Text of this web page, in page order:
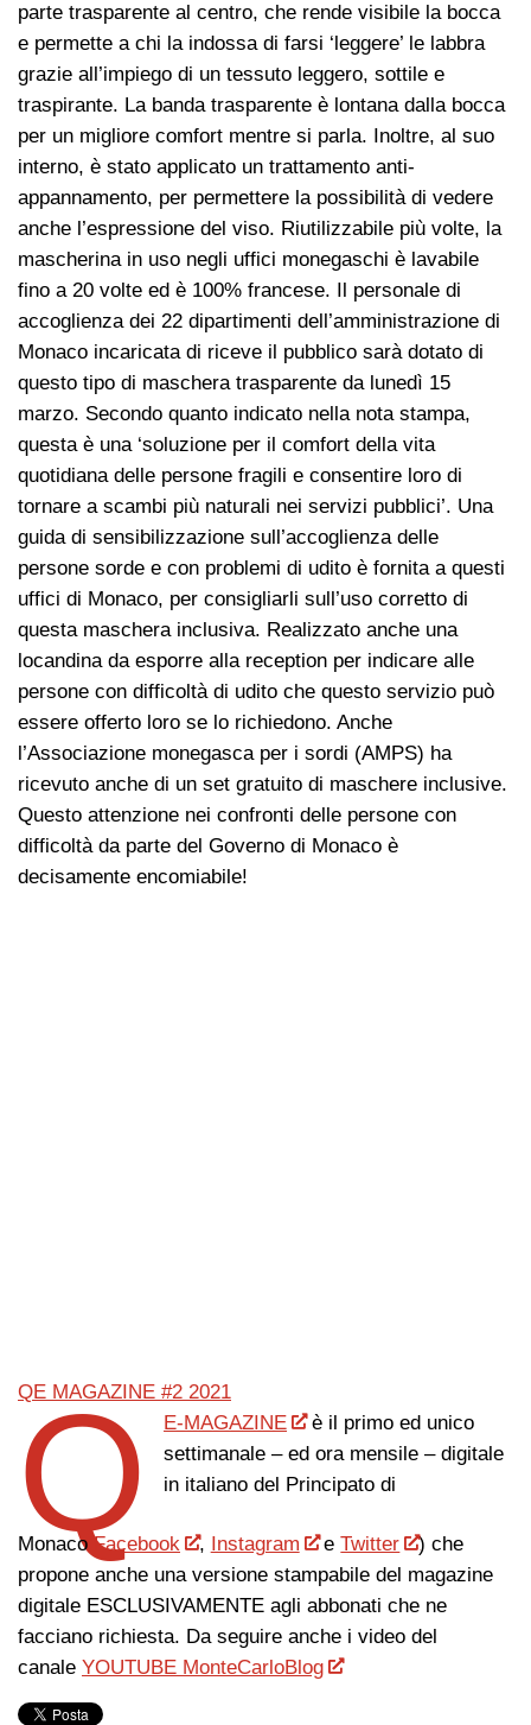
parte trasparente al centro, che rende visibile la bocca
e permette a chi la indossa di farsi ‘leggere’ le labbra
grazie all’impiego di un tessuto leggero, sottile e
traspirante. La banda trasparente è lontana dalla bocca
per un migliore comfort mentre si parla. Inoltre, al suo
interno, è stato applicato un trattamento anti-
appannamento, per permettere la possibilità di vedere
anche l’espressione del viso. Riutilizzabile più volte, la
mascherina in uso negli uffici monegaschi è lavabile
fino a 20 volte ed è 100% francese. Il personale di
accoglienza dei 22 dipartimenti dell’amministrazione di
Monaco incaricata di riceve il pubblico sarà dotato di
questo tipo di maschera trasparente da lunedì 15
marzo. Secondo quanto indicato nella nota stampa,
questa è una ‘soluzione per il comfort della vita
quotidiana delle persone fragili e consentire loro di
tornare a scambi più naturali nei servizi pubblici’. Una
guida di sensibilizzazione sull’accoglienza delle
persone sorde e con problemi di udito è fornita a questi
uffici di Monaco, per consigliarli sull’uso corretto di
questa maschera inclusiva. Realizzato anche una
locandina da esporre alla reception per indicare alle
persone con difficoltà di udito che questo servizio può
essere offerto loro se lo richiedono. Anche
l’Associazione monegasca per i sordi (AMPS) ha
ricevuto anche di un set gratuito di maschere inclusive.
Questo attenzione nei confronti delle persone con
difficoltà da parte del Governo di Monaco è
decisamente encomiabile!
QE MAGAZINE #2 2021
Q E-MAGAZINE
è il primo ed unico
settimanale – ed ora mensile – digitale
in italiano del Principato di
Monaco Facebook , Instagram eTwitter
) che
propone anche una versione stampabile del magazine
digitale ESCLUSIVAMENTE agli abbonati che ne
facciano richiesta. Da seguire anche i video del
canale YOUTUBE MonteCarloBlog